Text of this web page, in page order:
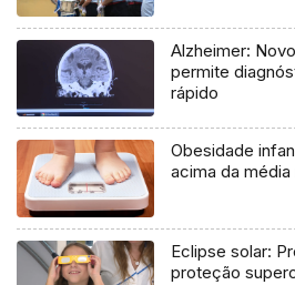
Alzheimer:
permite
rápido
Obesidade
acima da média
Eclipse solar:
proteção